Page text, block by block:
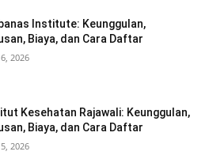
Institute: Keunggulan,
Biaya, dan Cara Daftar
2026
Kesehatan Rajawali: Keunggulan,
Biaya, dan Cara Daftar
2026